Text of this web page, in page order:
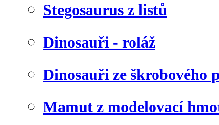
Stegosaurus z listů
Dinosauři - roláž
Dinosauři ze škrobového
Mamut z modelovací